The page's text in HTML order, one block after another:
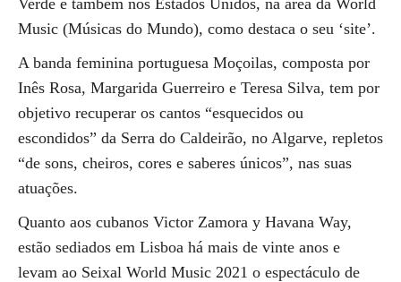
Verde e também nos Estados Unidos, na área da World
Music (Músicas do Mundo), como destaca o seu ‘site’.
A banda feminina portuguesa Moçoilas, composta por
Inês Rosa, Margarida Guerreiro e Teresa Silva, tem por
objetivo recuperar os cantos “esquecidos ou
escondidos” da Serra do Caldeirão, no Algarve, repletos
“de sons, cheiros, cores e saberes únicos”, nas suas
atuações.
Quanto aos cubanos Victor Zamora y Havana Way,
estão sediados em Lisboa há mais de vinte anos e
levam ao Seixal World Music 2021 o espectáculo de